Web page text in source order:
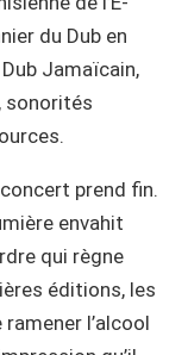
du Dub en
Jamaïcain,
sonorités
prend fin.
envahit
qui règne
éditions, les
l’alcool